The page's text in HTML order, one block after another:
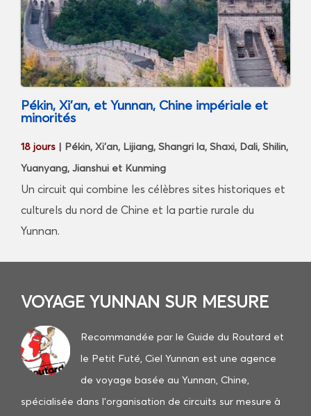
Pékin, Xi’an, et Yunnan, Chine impériale et
minorités
18 jours | Pékin, Xi’an, Lijiang, Shangri la, Shaxi, Dali, Shilin,
Yuanyang, Jianshui et Kunming
Un circuit qui combine les célèbres sites historiques et
culturels du nord de Chine et la partie rurale du
Yunnan.
VOYAGE YUNNAN SUR MESURE
Recommandée par le Guide du Routard et
le Petit Futé , Ciel Yunnan est une agence
de voyage basée au Yunnan, Chine,
spécialisée dans l’organisation de circuits sur mesure à